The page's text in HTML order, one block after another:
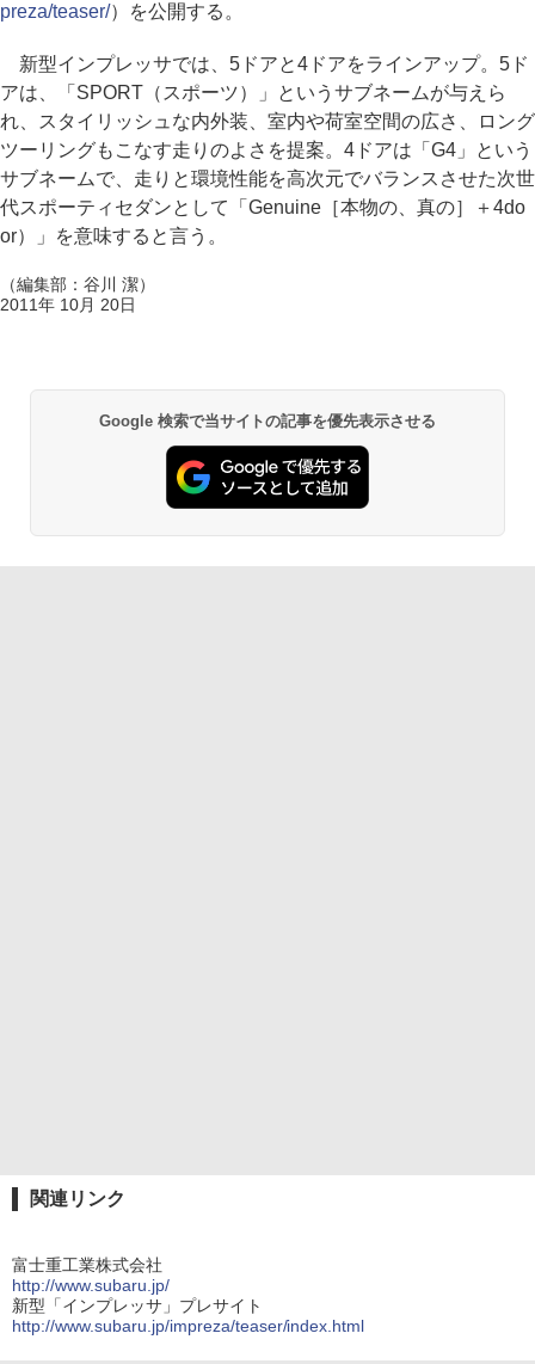
preza/teaser/）を公開する。
新型インプレッサでは、5ドアと4ドアをラインアップ。5ド
アは、「SPORT（スポーツ）」というサブネームが与えら
れ、スタイリッシュな内外装、室内や荷室空間の広さ、ロング
ツーリングもこなす走りのよさを提案。4ドアは「G4」という
サブネームで、走りと環境性能を高次元でバランスさせた次世
代スポーティセダンとして「Genuine［本物の、真の］＋4do
or）」を意味すると言う。
（編集部：谷川 潔）
2011年 10月 20日
Google 検索で当サイトの記事を優先表示させる
関連リンク
富士重工業株式会社
http://www.subaru.jp/
新型「インプレッサ」プレサイト
http://www.subaru.jp/impreza/teaser/index.html